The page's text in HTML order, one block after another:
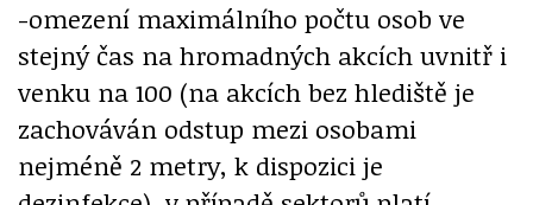
-omezení maximálního počtu osob ve
stejný čas na hromadných akcích uvnitř i
venku na 100 (na akcích bez hlediště je
zachováván odstup mezi osobami
nejméně 2 metry, k dispozici je